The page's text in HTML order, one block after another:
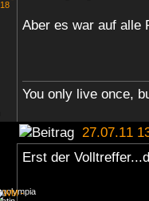
Aber es war auf
You only live once,
27.07.11
Erst der